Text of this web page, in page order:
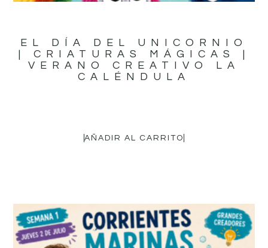
EL DÍA DEL UNICORNIO
| CRIATURAS MÁGICAS |
VERANO CREATIVO LA
CALÉNDULA
AÑADIR AL CARRITO